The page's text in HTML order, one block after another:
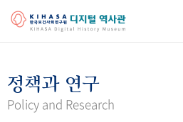
걸어온 길 기관 변천사
정책과 연구
Policy and Research